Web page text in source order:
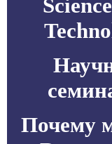
Почему